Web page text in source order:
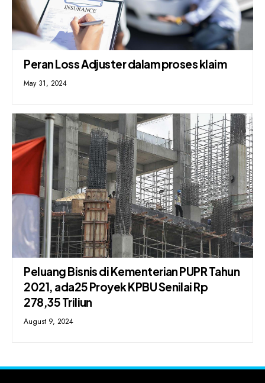
Peran Loss Adjuster dalam proses klaim
May 31, 2024
Peluang Bisnis di Kementerian PUPR Tahun
2021, ada25 Proyek KPBU Senilai Rp
278,35 Triliun
August 9, 2024